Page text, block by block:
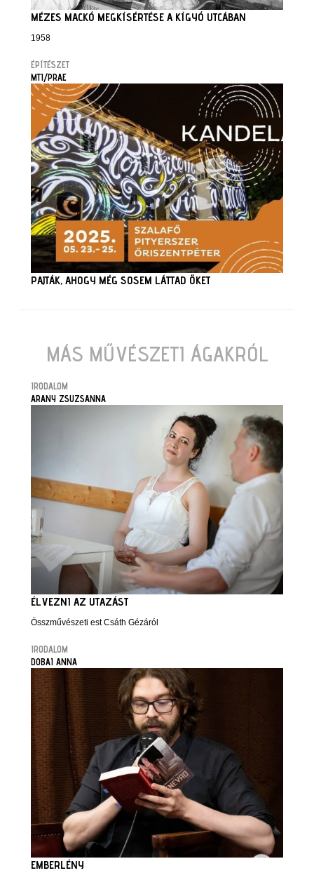
MÉZES MACKÓ MEGKÍSÉRTÉSE A KÍGYÓ UTCÁBAN
1958
ÉPÍTÉSZET
MTI/PRAE
PAJTÁK, AHOGY MÉG SOSEM LÁTTAD ŐKET
MÁS MŰVÉSZETI ÁGAKRÓL
IRODALOM
ARANY ZSUZSANNA
ÉLVEZNI AZ UTAZÁST
Összművészeti est Csáth Gézáról
IRODALOM
DOBAI ANNA
EMBERLÉNY